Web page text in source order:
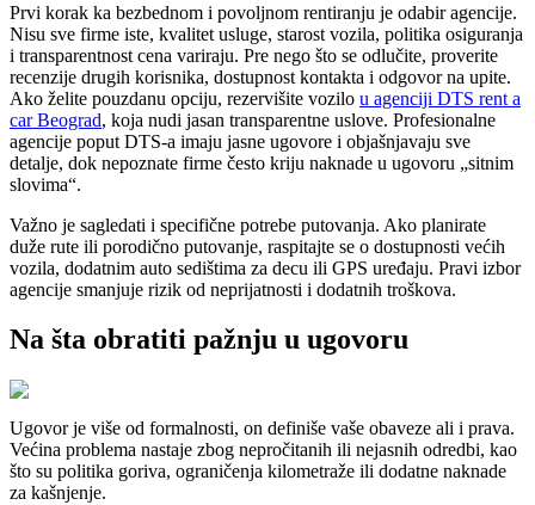
Prvi korak ka bezbednom i povoljnom rentiranju je odabir agencije.
Nisu sve firme iste, kvalitet usluge, starost vozila, politika osiguranja
i transparentnost cena variraju. Pre nego što se odlučite, proverite
recenzije drugih korisnika, dostupnost kontakta i odgovor na upite.
Ako želite pouzdanu opciju, rezervišite vozilo u agenciji DTS rent a
car Beograd, koja nudi jasan transparentne uslove. Profesionalne
agencije poput DTS-a imaju jasne ugovore i objašnjavaju sve
detalje, dok nepoznate firme često kriju naknade u ugovoru „sitnim
slovima“.
Važno je sagledati i specifične potrebe putovanja. Ako planirate
duže rute ili porodično putovanje, raspitajte se o dostupnosti većih
vozila, dodatnim auto sedištima za decu ili GPS uređaju. Pravi izbor
agencije smanjuje rizik od neprijatnosti i dodatnih troškova.
Na šta obratiti pažnju u ugovoru
Ugovor je više od formalnosti, on definiše vaše obaveze ali i prava.
Većina problema nastaje zbog nepročitanih ili nejasnih odredbi, kao
što su politika goriva, ograničenja kilometraže ili dodatne naknade
za kašnjenje.